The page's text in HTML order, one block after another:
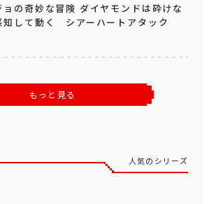
ョの奇妙な冒険 ダイヤモンドは砕けな
して動く シアーハートアタック
もっと見る
人気のシリーズ